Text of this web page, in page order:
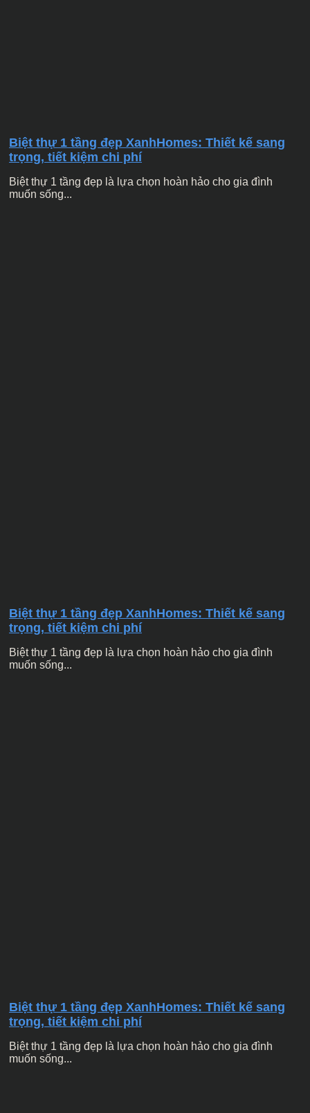
Biệt thự 1 tầng đẹp XanhHomes: Thiết kế sang
trọng, tiết kiệm chi phí
Biệt thự 1 tầng đẹp là lựa chọn hoàn hảo cho gia đình
muốn sống...
Biệt thự 1 tầng đẹp XanhHomes: Thiết kế sang
trọng, tiết kiệm chi phí
Biệt thự 1 tầng đẹp là lựa chọn hoàn hảo cho gia đình
muốn sống...
Biệt thự 1 tầng đẹp XanhHomes: Thiết kế sang
trọng, tiết kiệm chi phí
Biệt thự 1 tầng đẹp là lựa chọn hoàn hảo cho gia đình
muốn sống...